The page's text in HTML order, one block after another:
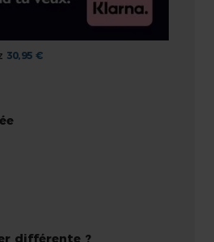
30,95 €
différente ?